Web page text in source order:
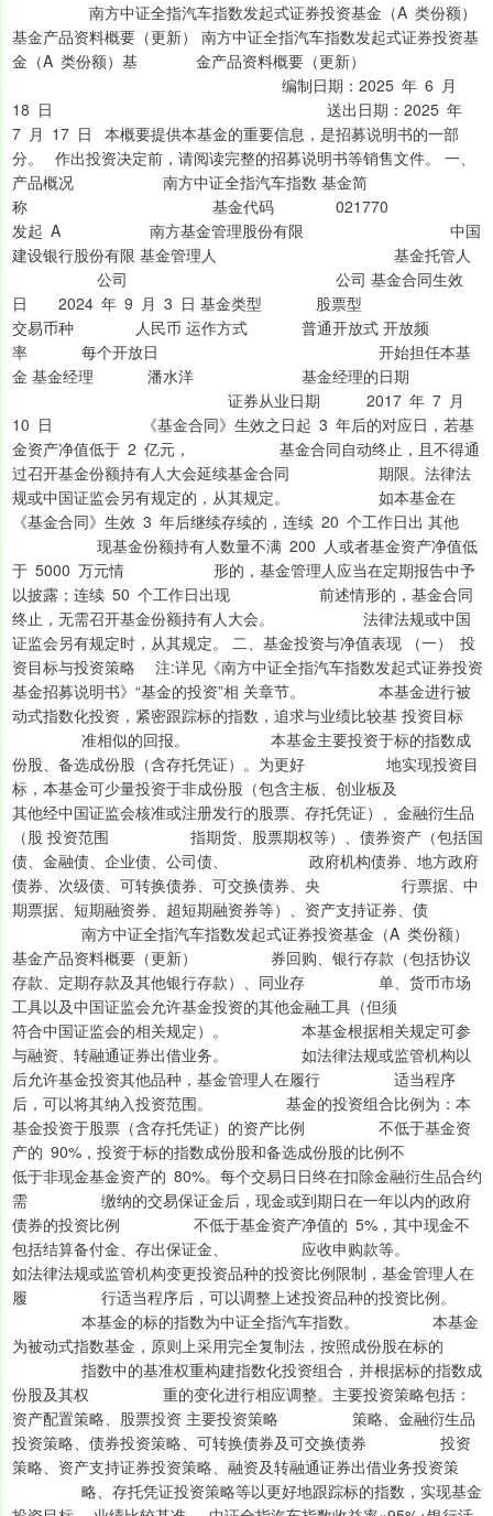
南方中证全指汽车指数发起式证券投资基金（A 类份额）
基金产品资料概要（更新） 南方中证全指汽车指数发起式证券投资基
金（A 类份额）基 金产品资料概要（更新）
编制日期：2025 年 6 月
18 日 送出日期：2025 年
7 月 17 日 本概要提供本基金的重要信息，是招募说明书的一部
分。 作出投资决定前，请阅读完整的招募说明书等销售文件。 一、
产品概况 南方中证全指汽车指数 基金简
称 基金代码 021770
发起 A 南方基金管理股份有限 中国
建设银行股份有限 基金管理人 基金托管人
公司 公司 基金合同生效
日 2024 年 9 月 3 日 基金类型 股票型
交易币种 人民币 运作方式 普通开放式 开放频
率 每个开放日 开始担任本基
金 基金经理 潘水洋 基金经理的日期
证券从业日期 2017 年 7 月
10 日 《基金合同》生效之日起 3 年后的对应日，若基
金资产净值低于 2 亿元， 基金合同自动终止，且不得通
过召开基金份额持有人大会延续基金合同 期限。法律法
规或中国证监会另有规定的，从其规定。 如本基金在
《基金合同》生效 3 年后继续存续的，连续 20 个工作日出 其他
现基金份额持有人数量不满 200 人或者基金资产净值低
于 5000 万元情 形的，基金管理人应当在定期报告中予
以披露；连续 50 个工作日出现 前述情形的，基金合同
终止，无需召开基金份额持有人大会。 法律法规或中国
证监会另有规定时，从其规定。 二、基金投资与净值表现 （一） 投
资目标与投资策略 注:详见《南方中证全指汽车指数发起式证券投资
基金招募说明书》“基金的投资”相 关章节。 本基金进行被
动式指数化投资，紧密跟踪标的指数，追求与业绩比较基 投资目标
准相似的回报。 本基金主要投资于标的指数成
份股、备选成份股（含存托凭证）。为更好 地实现投资目
标，本基金可少量投资于非成份股（包含主板、创业板及
其他经中国证监会核准或注册发行的股票、存托凭证）、金融衍生品
（股 投资范围 指期货、股票期权等）、债券资产（包括国
债、金融债、企业债、公司债、 政府机构债券、地方政府
债券、次级债、可转换债券、可交换债券、央 行票据、中
期票据、短期融资券、超短期融资券等）、资产支持证券、债
南方中证全指汽车指数发起式证券投资基金（A 类份额）
基金产品资料概要（更新） 券回购、银行存款（包括协议
存款、定期存款及其他银行存款）、同业存 单、货币市场
工具以及中国证监会允许基金投资的其他金融工具（但须
符合中国证监会的相关规定）。 本基金根据相关规定可参
与融资、转融通证券出借业务。 如法律法规或监管机构以
后允许基金投资其他品种，基金管理人在履行 适当程序
后，可以将其纳入投资范围。 基金的投资组合比例为：本
基金投资于股票（含存托凭证）的资产比例 不低于基金资
产的 90%，投资于标的指数成份股和备选成份股的比例不
低于非现金基金资产的 80%。每个交易日日终在扣除金融衍生品合约
需 缴纳的交易保证金后，现金或到期日在一年以内的政府
债券的投资比例 不低于基金资产净值的 5%，其中现金不
包括结算备付金、存出保证金、 应收申购款等。
如法律法规或监管机构变更投资品种的投资比例限制，基金管理人在
履 行适当程序后，可以调整上述投资品种的投资比例。
本基金的标的指数为中证全指汽车指数。 本基金
为被动式指数基金，原则上采用完全复制法，按照成份股在标的
指数中的基准权重构建指数化投资组合，并根据标的指数成
份股及其权 重的变化进行相应调整。主要投资策略包括：
资产配置策略、股票投资 主要投资策略 策略、金融衍生品
投资策略、债券投资策略、可转换债券及可交换债券 投资
策略、资产支持证券投资策略、融资及转融通证券出借业务投资策
略、存托凭证投资策略等以更好地跟踪标的指数，实现基金